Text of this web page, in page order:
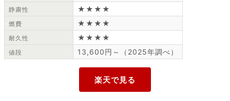
静粛性 ★★★★
燃費 ★★★★
耐久性 ★★★★
値段 13,600円～（2025年調べ）